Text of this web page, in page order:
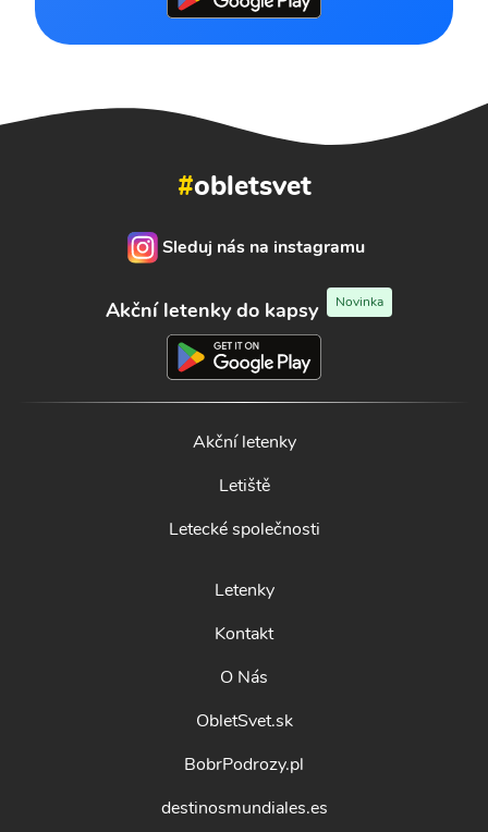
#obletsvet
Sleduj nás na instagramu
Akční letenky do kapsy Novinka
Akční letenky
Letiště
Letecké společnosti
Letenky
Kontakt
O Nás
ObletSvet.sk
BobrPodrozy.pl
destinosmundiales.es